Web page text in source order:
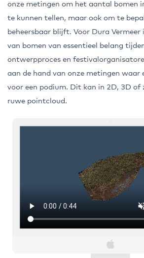
onze metingen om het aantal bomen
te kunnen tellen, maar ook om te
beheersbaar blijft. Voor Dura Vermeer
van bomen van essentieel belang
ontwerpproces en
aan de hand van onze metingen waar
voor een podium. Dit kan in 2D, 3D of
ruwe pointcloud.